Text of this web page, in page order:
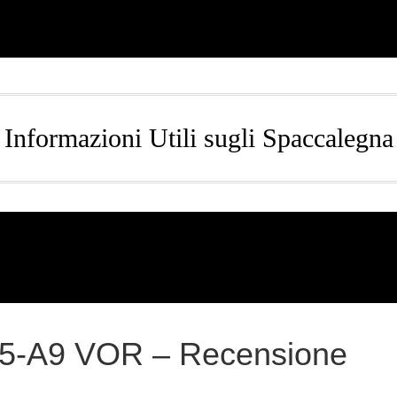
Informazioni Utili sugli Spaccalegna
A9 VOR – Recensione